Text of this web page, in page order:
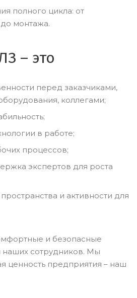
полного цикла: от
монтажа.
– это
перед заказчиками,
коллегами;
в работе;
процессов;
экспертов для роста
и активности для
и безопасные
наших сотрудников. Мы
ценность предприятия – наш